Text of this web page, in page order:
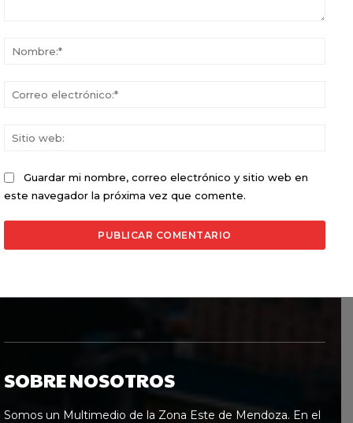
Guardar mi nombre, correo electrónico y sitio web en
este navegador la próxima vez que comente.
SOBRE NOSOTROS
Somos un Multimedio de la Zona Este de Mendoza. En el